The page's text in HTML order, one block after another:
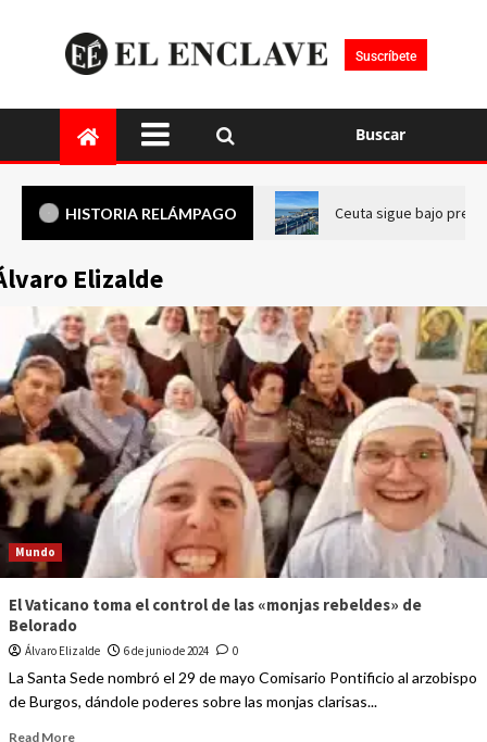
Suscríbete
Buscar
HISTORIA RELÁMPAGO Ceuta sigue bajo
Elizalde
Mundo
El Vaticano toma el control de las «monjas rebeldes» de
Belorado
Álvaro Elizalde 6 de junio de 2024 0
La Santa Sede nombró el 29 de mayo Comisario Pontificio al arzobispo
de Burgos, dándole poderes sobre las monjas clarisas...
Read More